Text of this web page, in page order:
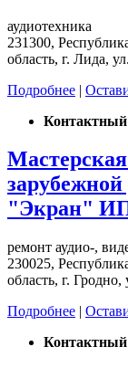
аудиотехника
231300,
область, г. Лида,
Подробнее |
Контактный
"Экран"
ремонт аудио-,
230025,
область, г.
Подробнее |
Контактный